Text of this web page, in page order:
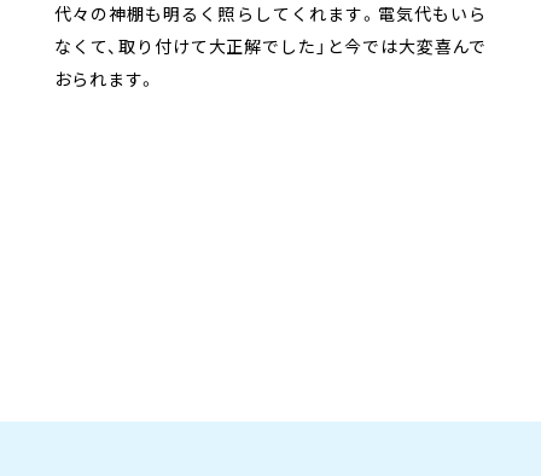
代々の神棚も明るく照らしてくれます。電気代もいら
なくて、取り付けて大正解でした」と今では大変喜んで
おられます。